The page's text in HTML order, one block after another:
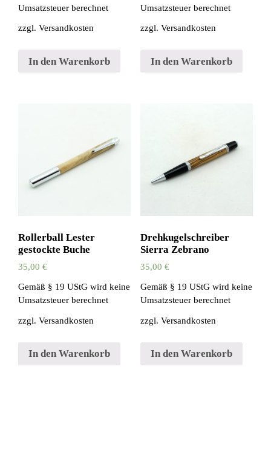
Umsatzsteuer berechnet
zzgl. Versandkosten
In den Warenkorb
Umsatzsteuer berechnet
zzgl. Versandkosten
In den Warenkorb
Rollerball Lester
gestockte Buche
35,00 €
Gemäß § 19 UStG wird keine
Umsatzsteuer berechnet
zzgl. Versandkosten
In den Warenkorb
Drehkugelschreiber
Sierra Zebrano
35,00 €
Gemäß § 19 UStG wird keine
Umsatzsteuer berechnet
zzgl. Versandkosten
In den Warenkorb